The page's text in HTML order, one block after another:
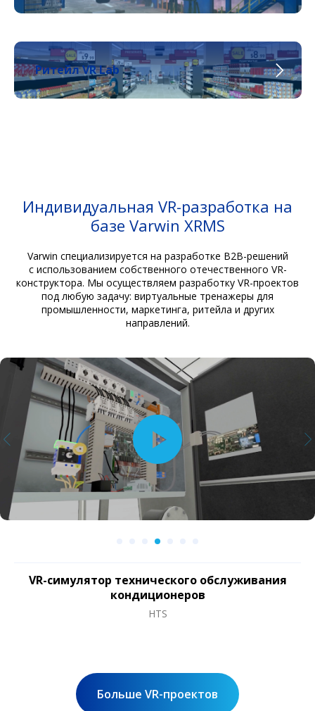
Ритейл VR Lab
Индивидуальная VR-разработка на
базе Varwin XRMS
Varwin специализируется на разработке B2B-решений
с использованием собственного отечественного VR-
конструктора. Мы осуществляем разработку VR-проектов
под любую задачу: виртуальные тренажеры для
промышленности, маркетинга, ритейла и других
направлений.
VR-симулятор технического обслуживания
кондиционеров
HTS
Больше VR-проектов